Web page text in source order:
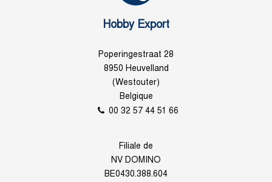
Hobby Export
Poperingestraat 28
8950 Heuvelland
(Westouter)
Belgique
00 32 57 44 51 66
Filiale de
NV DOMINO
BE0430.388.604